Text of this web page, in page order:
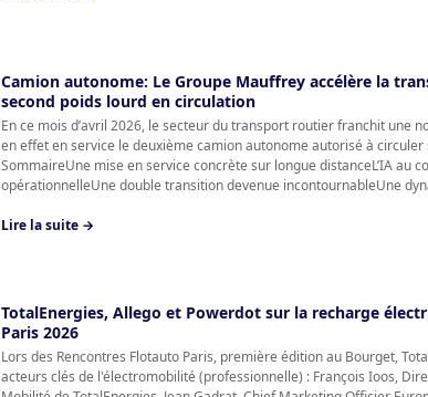
Camion autonome: Le Groupe Mauffrey accélère la
second poids lourd en circulation
En ce mois d’avril 2026, le secteur du transport routier franchit une
en effet en service le deuxième camion autonome autorisé à
SommaireUne mise en service concrète sur longue distanceL’IA au
opérationnelleUne double transition devenue incontournableUne
Lire la suite →
TotalEnergies, Allego et Powerdot sur la recharge
Paris 2026
Lors des Rencontres Flotauto Paris, première édition au Bourget,
acteurs clés de l'électromobilité (professionnelle) : François Ioos,